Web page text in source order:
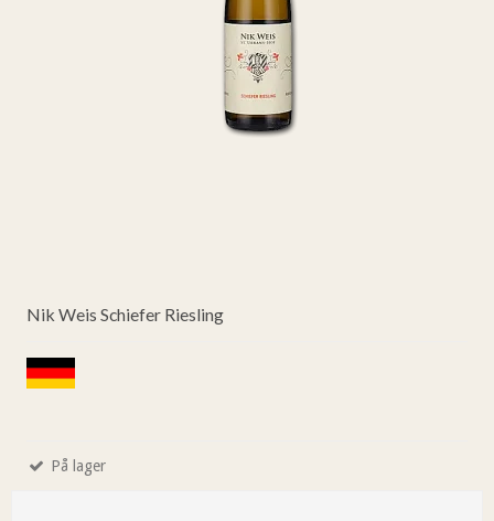
Nik Weis Schiefer Riesling
På lager